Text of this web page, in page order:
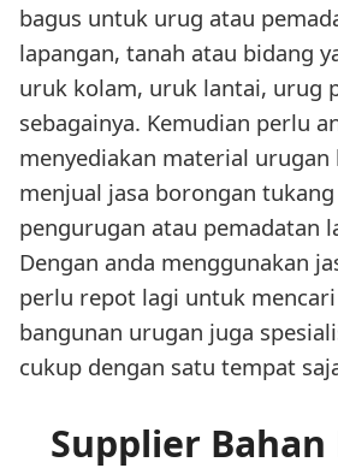
bagus untuk urug atau
lapangan, tanah atau bidang
uruk kolam, uruk lantai, urug
sebagainya. Kemudian perlu
menyediakan material urugan
menjual jasa borongan
pengurugan atau pemadatan
Dengan anda menggunakan
perlu repot lagi untuk
bangunan urugan juga
cukup dengan satu tempat
Supplier